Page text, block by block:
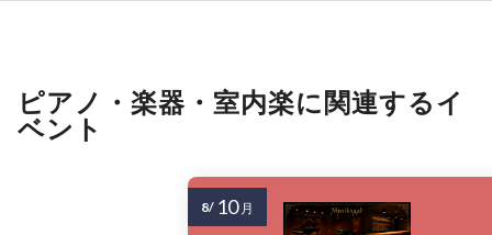
ピアノ・楽器・室内楽に関連するイ
ベント
8/ 10 月